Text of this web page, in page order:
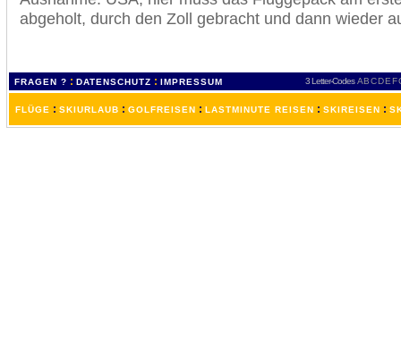
abgeholt, durch den Zoll gebracht und dann wieder
FRAGEN ? : DATENSCHUTZ : IMPRESSUM 3 Letter-Codes ABCDEF
FLÜGE : SKIURLAUB : GOLFREISEN : LASTMINUTE REISEN : SKIREISEN :